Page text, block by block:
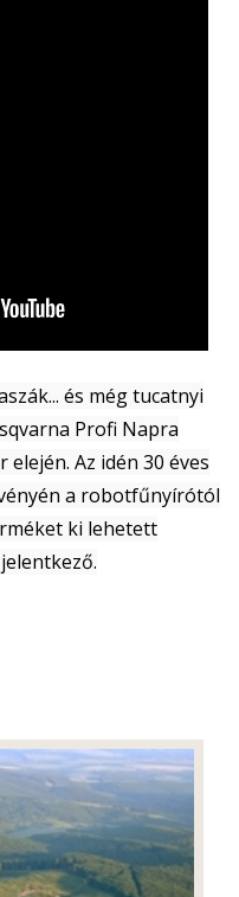
és még tucatnyi
Profi Napra
Az idén 30 éves
a robotfűnyírótól
ki lehetett